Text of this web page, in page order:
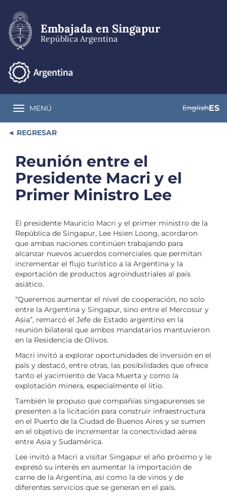
contenido
principal
Embajada en Singapur
República Argentina
Toggle navigation
MENÚ EnglishES
REGRESAR
Reunión entre el
Presidente Macri y el
Primer Ministro Lee
El presidente Mauricio Macri y el primer ministro de la
República de Singapur, Lee Hsien Loong, acordaron
que ambas naciones continúen trabajando para
alcanzar nuevos acuerdos comerciales que permitan
incrementar el flujo turístico a la Argentina y la
exportación de productos agroindustriales al país
asiático.
“Queremos aumentar el nivel de cooperación, no solo
entre la Argentina y Singapur, sino entre el Mercosur y
Asia”, remarcó el Jefe de Estado argentino en la
reunión bilateral que ambos mandatarios mantuvieron
en la Residencia de Olivos.
Macri invitó a explorar oportunidades de inversión en el
país y destacó, entre otras, las posibilidades que ofrece
tanto el yacimiento de Vaca Muerta y como la
explotación minera, especialmente el litio.
También le propuso que compañías singapurenses se
presenten a la licitación para construir infraestructura
en el Puerto de la Ciudad de Buenos Aires y se sumen
en el objetivo de incrementar la conectividad aérea
entre Asia y Sudamérica.
Lee invitó a Macri a visitar Singapur el año próximo y le
expresó su interés en aumentar la importación de
carne de la Argentina, así como la de vinos y de
diferentes servicios que se generan en el país.